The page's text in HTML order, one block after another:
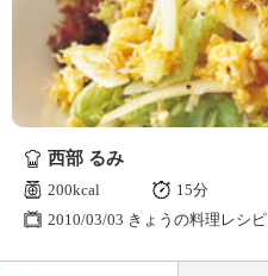
西部 るみ
200kcal
15分
2010/03/03 きょうの料理レシピ